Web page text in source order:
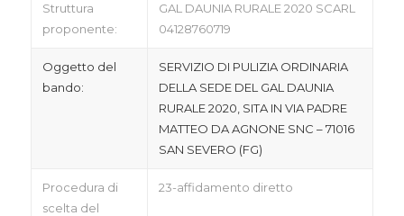
Struttura
proponente:
GAL DAUNIA RURALE 2020 SCARL
04128760719
Oggetto del
bando:
SERVIZIO DI PULIZIA ORDINARIA
DELLA SEDE DEL GAL DAUNIA
RURALE 2020, SITA IN VIA PADRE
MATTEO DA AGNONE SNC – 71016
SAN SEVERO (FG)
Procedura di
scelta del
23-affidamento diretto